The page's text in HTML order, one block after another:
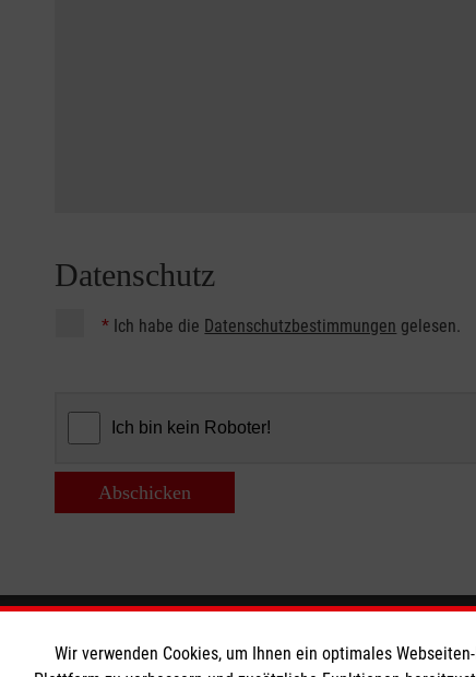
Datenschutz
* Ich habe die Datenschutzbestimmungen gelesen.
Abschicken
Informationen Die
Wir verwenden Cookies, um Ihnen ein optimales